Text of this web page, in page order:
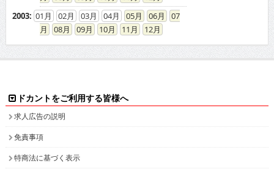
2003: 01 02 03 04 05 06
07
08
09 10 11 12
ドカントをご利用する皆様へ
求人広告の説明
免責事項
特商法に基づく表示